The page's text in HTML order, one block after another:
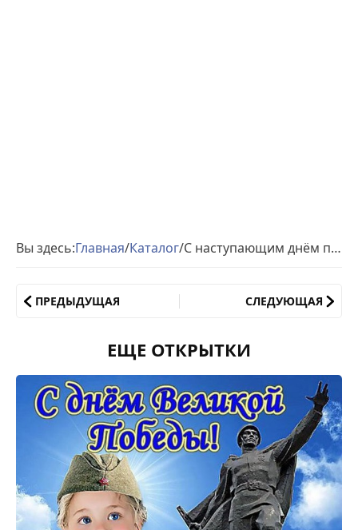
Вы здесь:Главная/Каталог/ С наступающим днём победы картинка
ПРЕДЫДУЩАЯ СЛЕДУЮЩАЯ
ЕЩЕ ОТКРЫТКИ